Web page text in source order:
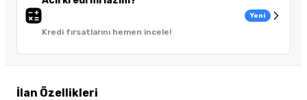
Kredi fırsatlarını hemen incele!
Yeni
İlan Özellikleri